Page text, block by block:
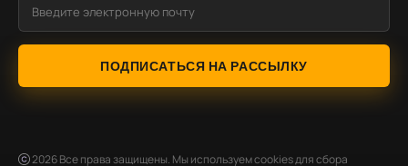
ПОДПИСАТЬСЯ НА РАССЫЛКУ
2026Все права защищены. Мы используем cookies для сбора